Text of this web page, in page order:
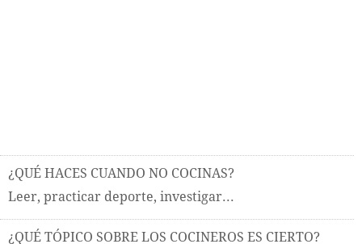
¿QUÉ HACES CUANDO NO COCINAS?
Leer, practicar deporte, investigar...
¿QUÉ TÓPICO SOBRE LOS COCINEROS ES CIERTO?